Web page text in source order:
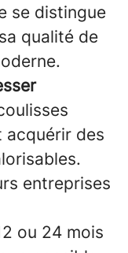
se distingue
qualité de
acquérir des
entreprises
ou 24 mois